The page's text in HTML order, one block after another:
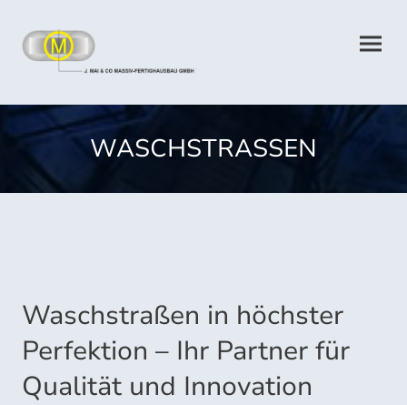
WASCHSTRASSEN
Waschstraßen in höchster
Perfektion – Ihr Partner für
Qualität und Innovation